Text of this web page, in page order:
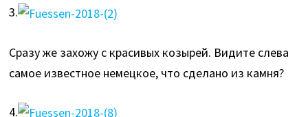
3.
Сразу же захожу с красивых козырей. Видите слева
самое известное немецкое, что сделано из камня?
4.